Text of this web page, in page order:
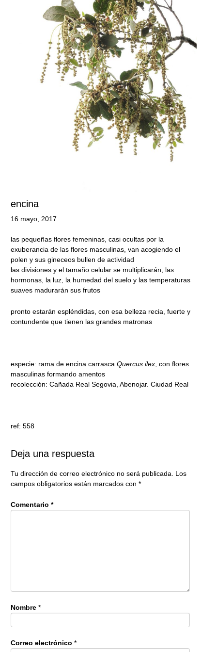
encina
16 mayo, 2017
las pequeñas flores femeninas, casi ocultas por la
exuberancia de las flores masculinas, van acogiendo el
polen y sus gineceos bullen de actividad
las divisiones y el tamaño celular se multiplicarán, las
hormonas, la luz, la humedad del suelo y las temperaturas
suaves madurarán sus frutos
pronto estarán espléndidas, con esa belleza recia, fuerte y
contundente que tienen las grandes matronas
especie: rama de encina carrasca Quercus ilex , con flores
masculinas formando amentos
recolección: Cañada Real Segovia, Abenojar. Ciudad Real
ref: 558
Deja una respuesta
Tu dirección de correo electrónico no será publicada.
Los
campos obligatorios están marcados con *
Comentario *
Nombre *
Correo electrónico *